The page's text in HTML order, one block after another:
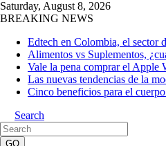
Saturday, August 8, 2026
BREAKING NEWS
Edtech en Colombia, el sector
Alimentos vs Suplementos,
Vale la pena comprar el Apple
Las nuevas tendencias de la
Cinco beneficios para el
Search